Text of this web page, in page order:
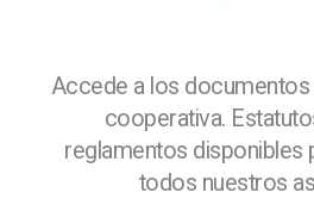
Accede a los documentos
cooperativa.
reglamentos disponibles
todos nuestros